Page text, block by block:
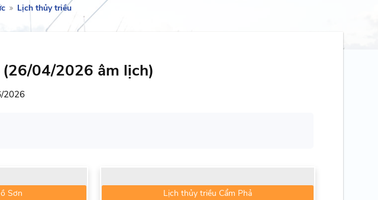
Lịch thủy triều
04/2026 âm lịch)
2026
Sơn
Lịch thủy triều Cẩm Phả